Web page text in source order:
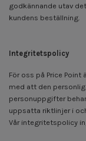
godkännande utav
kundens beställning.
Integritetspolicy
För oss på Price
med att den
personuppgifter
uppsatta riktlinjer i
Vår integritetspolicy